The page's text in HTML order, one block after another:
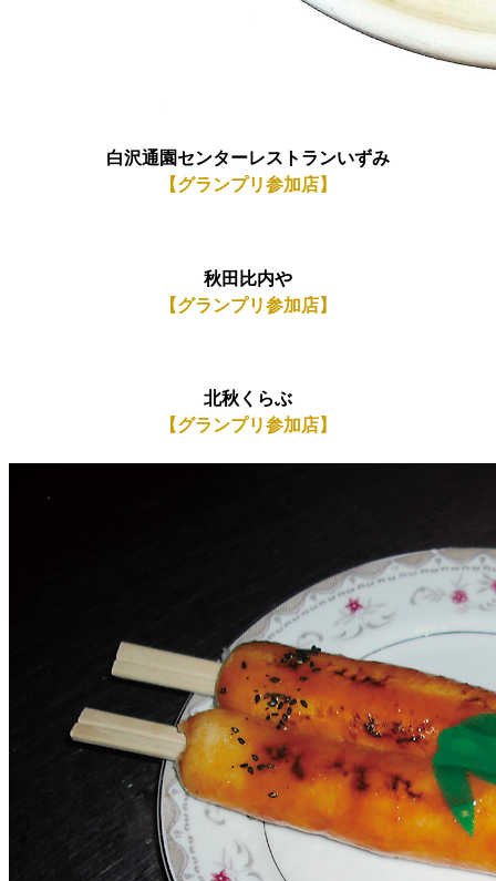
白沢通園センターレストランいずみ
【グランプリ参加店】
秋田比内や
【グランプリ参加店】
北秋くらぶ
【グランプリ参加店】